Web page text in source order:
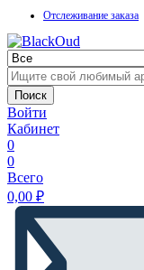
Отслеживание заказа
Поиск
Войти
Кабинет
0
0
Всего
0,00 ₽